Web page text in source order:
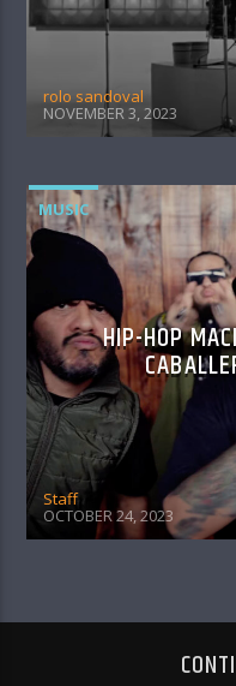
rolo sandoval
NOVEMBER 3, 2023
MUSIC
HIP-HOP
Staff
OCTOBER 24, 2023